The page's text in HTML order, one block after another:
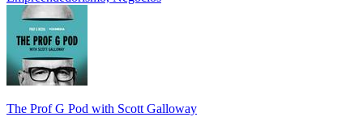
The Prof G Pod with Scott Galloway